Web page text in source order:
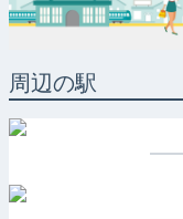
周辺の駅